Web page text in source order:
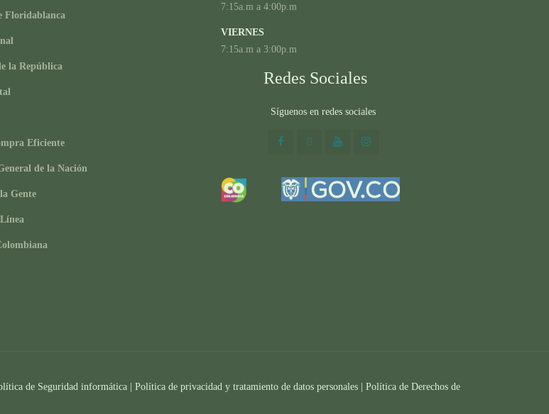
Floridablanca
la República
Eficiente
de la Nación
Gente
7:15a.m a 4:00p.m
VIERNES
7:15a.m a 3:00p.m
Redes Sociales
Síguenos en redes sociales
de Seguridad informática | Política de privacidad y tratamiento de datos personales | Política de Derechos de